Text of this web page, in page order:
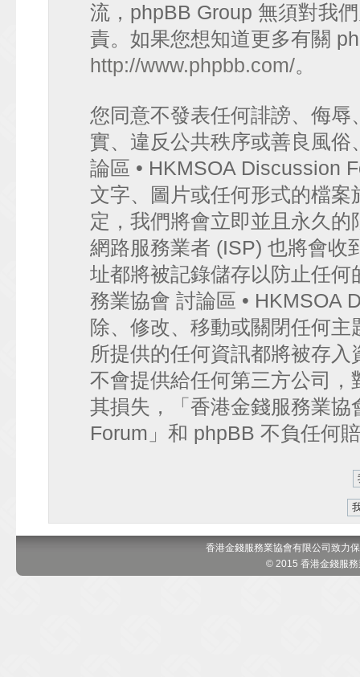
流，phpBB Group 無須對我
責。如果您想知道更多有關
http://www.phpbb.com/。
您同意不發表任何誹謗、侮
實、違反公共秩序或善良風
論區 • HKMSOA Discussion
文字、圖片或任何形式的檔
定，我們將會立即並且永久
網路服務業者 (ISP) 也將會收
址都將被記錄儲存以防止任
務業協會 討論區 • HKMSOA
除、修改、移動或關閉任何
所提供的任何資訊都將被存
不會提供給任何第三方公司
其損失，「香港金錢服務業
Forum」和 phpBB 不負任何
香港金錢服務業協會有限公司致力
© 2015 香港金錢服